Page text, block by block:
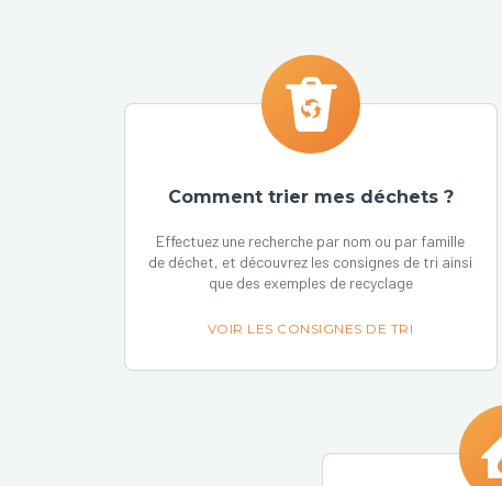
Comment trier mes déchets ?
Effectuez une recherche par nom ou par famille
de déchet, et découvrez les consignes de tri ainsi
que des exemples de recyclage
VOIR LES CONSIGNES DE TRI